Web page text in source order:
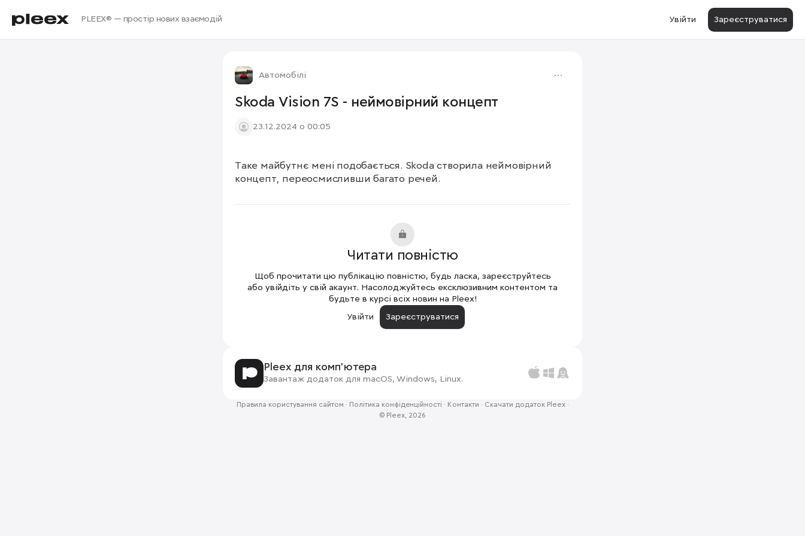
PLEEX® — простір нових взаємодій Увійти Зареєструватися
Автомобілі
Skoda Vision 7S - неймовірний концепт
23.12.2024 о 00:05
Таке майбутнє мені подобається. Skoda створила неймовірний
концепт, переосмисливши багато речей.
Читати повністю
Щоб прочитати цю публікацію повністю, будь ласка, зареєструйтесь
або увійдіть у свій акаунт. Насолоджуйтесь ексклюзивним контентом та
будьте в курсі всіх новин на Pleex!
Увійти
Зареєструватися
Pleex для комп'ютера
Завантаж додаток для macOS, Windows, Linux.
Правила користування сайтом · Політика конфіденційності · Контакти · Скачати додаток Pleex·
© Pleex, 2026